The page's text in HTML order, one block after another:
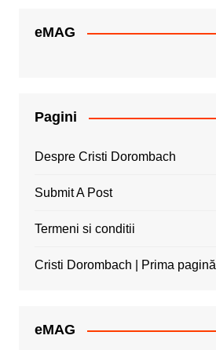
eMAG
Pagini
Despre Cristi Dorombach
Submit A Post
Termeni si conditii
Cristi Dorombach | Prima pagină
eMAG